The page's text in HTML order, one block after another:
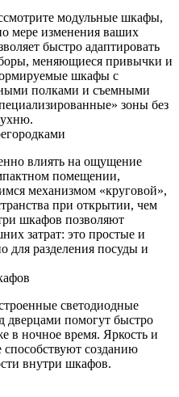
модульные шкафы,
мере изменения ваших
быстро адаптировать
меняющиеся привычки и
шкафы с
полками и съемными
зоны без
влиять на ощущение
помещении,
механизмом «круговой»,
при открытии, чем
шкафов позволяют
затрат: это простые и
для разделения посуды и
светодиодные
помогут быстро
в ночное время. Яркость и
созданию
внутри шкафов.